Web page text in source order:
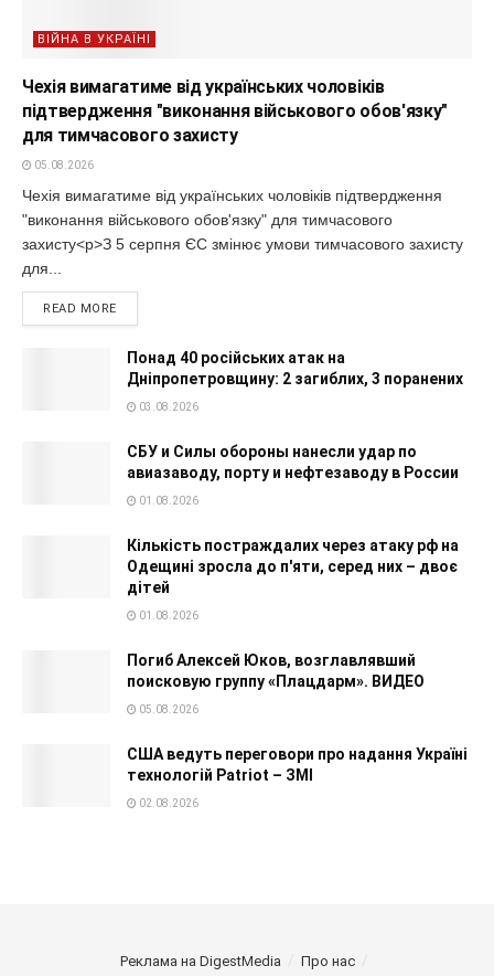
ВІЙНА В УКРАЇНІ
Чехія вимагатиме від українських чоловіків
підтвердження "виконання військового обов'язку"
для тимчасового захисту
05.08.2026
Чехія вимагатиме від українських чоловіків підтвердження
"виконання військового обов'язку" для тимчасового
захисту<p>З 5 серпня ЄС змінює умови тимчасового захисту
для...
READ MORE
Понад 40 російських атак на
Дніпропетровщину: 2 загиблих, 3 поранених
03.08.2026
СБУ и Силы обороны нанесли удар по
авиазаводу, порту и нефтезаводу в России
01.08.2026
Кількість постраждалих через атаку рф на
Одещині зросла до п'яти, серед них – двоє
дітей
01.08.2026
Погиб Алексей Юков, возглавлявший
поисковую группу «Плацдарм». ВИДЕО
05.08.2026
США ведуть переговори про надання Україні
технологій Patriot – ЗМІ
02.08.2026
Реклама на DigestMedia
Про нас